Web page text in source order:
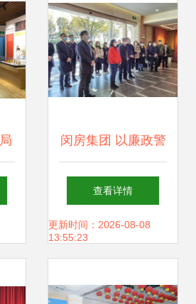
闵房集团 以廉政警
示教育为抓手，夯
实文化场馆管理服
查看详情
更新时间：2026-08-08
13:55:23